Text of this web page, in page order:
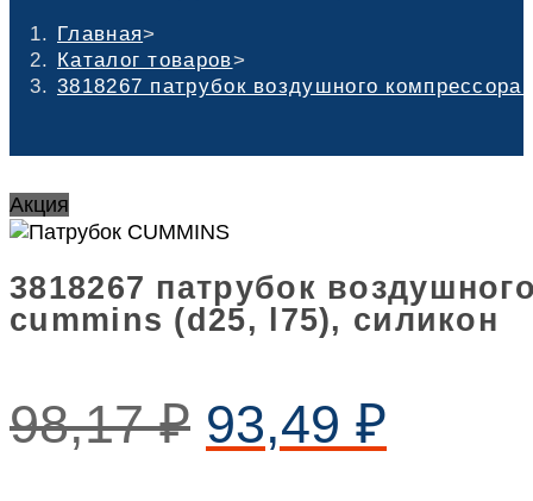
Главная>
Каталог товаров>
3818267 патрубок воздушного
Акция
3818267 патрубок
cummins (d25, l75), силикон
98,17₽ 93,49 ₽